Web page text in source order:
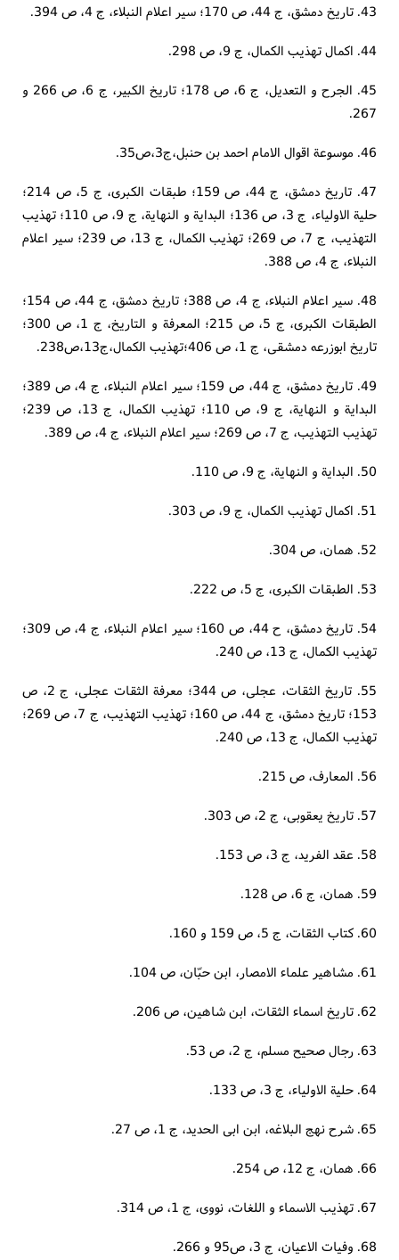
43. تاریخ دمشق، ج 44، ص 170؛ سیر اعلام النبلاء، ج 4، ص 394.
44. اکمال تهذیب الکمال، ج 9، ص 298.
45. الجرح و التعدیل، ج 6، ص 178؛ تاریخ الکبیر، ج 6، ص 266 و
267.
46. موسوعة اقوال الامام احمد بن حنبل،ج3،ص35.
47. تاریخ دمشق، ج 44، ص 159؛ طبقات الکبری، ج 5، ص 214؛
حلیة الاولیاء، ج 3، ص 136؛ البدایة و النهایة، ج 9، ص 110؛ تهذیب
التهذیب، ج 7، ص 269؛ تهذیب الکمال، ج 13، ص 239؛ سیر اعلام
النبلاء، ج 4، ص 388.
48. سیر اعلام النبلاء، ج 4، ص 388؛ تاریخ دمشق، ج 44، ص 154؛
الطبقات الکبری، ج 5، ص 215؛ المعرفة و التاریخ، ج 1، ص 300؛
تاریخ ابوزرعه دمشقی، ج 1، ص 406؛تهذیب الکمال،ج13،ص238.
49. تاریخ دمشق، ج 44، ص 159؛ سیر اعلام النبلاء، ج 4، ص 389؛
البدایة و النهایة، ج 9، ص 110؛ تهذیب الکمال، ج 13، ص 239؛
تهذیب التهذیب، ج 7، ص 269؛ سیر اعلام النبلاء، ج 4، ص 389.
50. البدایة و النهایة، ج 9، ص 110.
51. اکمال تهذیب الکمال، ج 9، ص 303.
52. همان، ص 304.
53. الطبقات الکبری، ج 5، ص 222.
54. تاریخ دمشق، ح 44، ص 160؛ سیر اعلام النبلاء، ج 4، ص 309؛
تهذیب الکمال، ج 13، ص 240.
55. تاریخ الثقات، عجلی، ص 344؛ معرفة الثقات عجلی، ج 2، ص
153؛ تاریخ دمشق، ج 44، ص 160؛ تهذیب التهذیب، ج 7، ص 269؛
تهذیب الکمال، ج 13، ص 240.
56. المعارف، ص 215.
57. تاریخ یعقوبی، ج 2، ص 303.
58. عقد الفرید، ج 3، ص 153.
59. همان، ج 6، ص 128.
60. کتاب الثقات، ج 5، ص 159 و 160.
61. مشاهیر علماء الامصار، ابن حبّان، ص 104.
62. تاریخ اسماء الثقات، ابن شاهین، ص 206.
63. رجال صحیح مسلم، ج 2، ص 53.
64. حلیة الاولیاء، ج 3، ص 133.
65. شرح نهج البلاغه، ابن ابی الحدید، ج 1، ص 27.
66. همان، ج 12، ص 254.
67. تهذیب الاسماء و اللغات، نووی، ج 1، ص 314.
68. وفیات الاعیان، ج 3، ص95 و 266.